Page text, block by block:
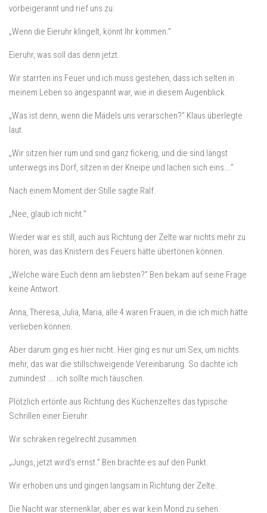
vorbeigerannt und rief uns zu:
„Wenn die Eieruhr klingelt, könnt Ihr kommen.”
Eieruhr, was soll das denn jetzt.
Wir starrten ins Feuer und ich muss gestehen, dass ich selten in
meinem Leben so angespannt war, wie in diesem Augenblick.
„Was ist denn, wenn die Mädels uns verarschen?” Klaus überlegte
laut.
„Wir sitzen hier rum und sind ganz fickerig, und die sind längst
unterwegs ins Dorf, sitzen in der Kneipe und lachen sich eins….”
Nach einem Moment der Stille sagte Ralf.
„Nee, glaub ich nicht.”
Wieder war es still, auch aus Richtung der Zelte war nichts mehr zu
hören, was das Knistern des Feuers hätte übertönen können.
„Welche wäre Euch denn am liebsten?” Ben bekam auf seine Frage
keine Antwort.
Anna, Theresa, Julia, Maria, alle 4 waren Frauen, in die ich mich hätte
verlieben können.
Aber darum ging es hier nicht. Hier ging es nur um Sex, um nichts
mehr, das war die stillschweigende Vereinbarung. So dachte ich
zumindest …. ich sollte mich täuschen.
Plötzlich ertönte aus Richtung des Küchenzeltes das typische
Schrillen einer Eieruhr.
Wir schraken regelrecht zusammen.
„Jungs, jetzt wird’s ernst.” Ben brachte es auf den Punkt.
Wir erhoben uns und gingen langsam in Richtung der Zelte.
Die Nacht war sternenklar, aber es war kein Mond zu sehen.